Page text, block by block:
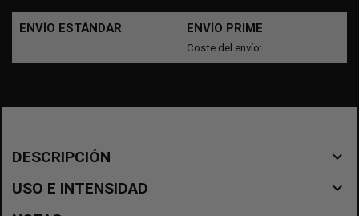
ENVÍO ESTÁNDAR ENVÍO PRIME
Coste del envío:
DESCRIPCIÓN navigate_before
USO E INTENSIDAD navigate_before